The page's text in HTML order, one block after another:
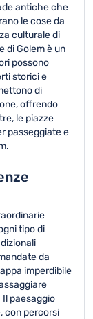
antiche che
le cose da
culturale di
di Golem è un
possono
storici e
di
offrendo
le piazze
passeggiate e
tipo di
da
imperdibile
paesaggio
con percorsi